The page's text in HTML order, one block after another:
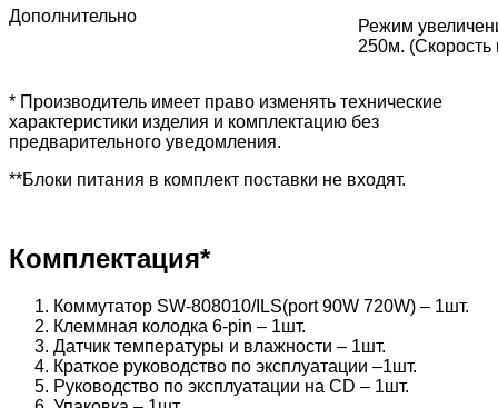
Дополнительно
Режим
250м.
* Производитель имеет право изменять технические
характеристики изделия и комплектацию без
предварительного уведомления.
**Блоки питания в комплект поставки не входят.
Комплектация*
Коммутатор SW-808010/ILS(port 90W 720W) – 1шт.
Клеммная колодка 6-pin – 1шт.
Датчик температуры и влажности – 1шт.
Краткое руководство по эксплуатации –1шт.
Руководство по эксплуатации на CD – 1шт.